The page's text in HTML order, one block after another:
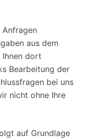
Anfragen
aus dem
dort
Bearbeitung der
bei uns
nicht ohne Ihre
auf Grundlage